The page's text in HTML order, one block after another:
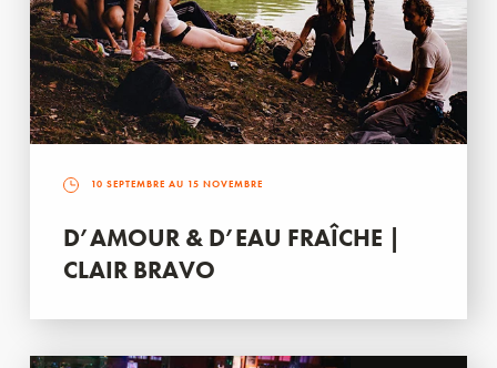
10 SEPTEMBRE AU 15 NOVEMBRE
D’AMOUR & D’EAU FRAÎCHE |
CLAIR BRAVO